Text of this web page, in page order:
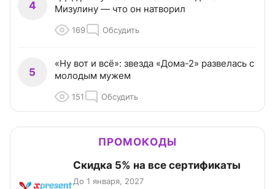
4
Мизулину — что он натворил
169 Обсудить
5
«Ну вот и всё»: звезда «Дома-2» развелась с
молодым мужем
151 Обсудить
ПРОМОКОДЫ
Скидка 5% на все сертификаты
До 1 января, 2027